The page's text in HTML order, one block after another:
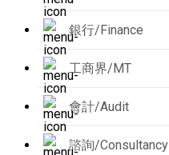
銀行/Finance
工商界/MT
會計/Audit
諮詢/Consultancy